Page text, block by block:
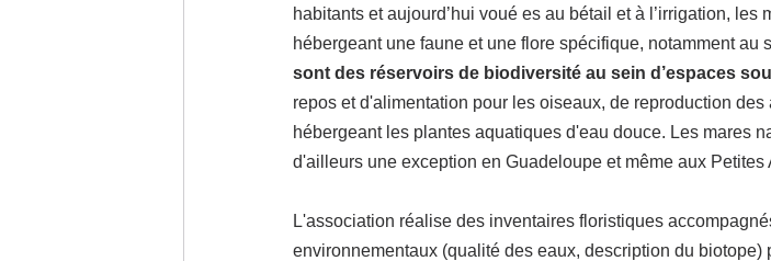
habitants et aujourd’hui voué es au bétail et à l’irrigation,
hébergeant une faune et une flore spécifique, notamment au
sont des réservoirs de biodiversité au sein d’espaces
repos et d'alimentation pour les oiseaux, de reproduction
hébergeant les plantes aquatiques d'eau douce. Les mares
d'ailleurs une exception en Guadeloupe et même aux Petites
L'association réalise des inventaires floristiques
environnementaux (qualité des eaux, description du